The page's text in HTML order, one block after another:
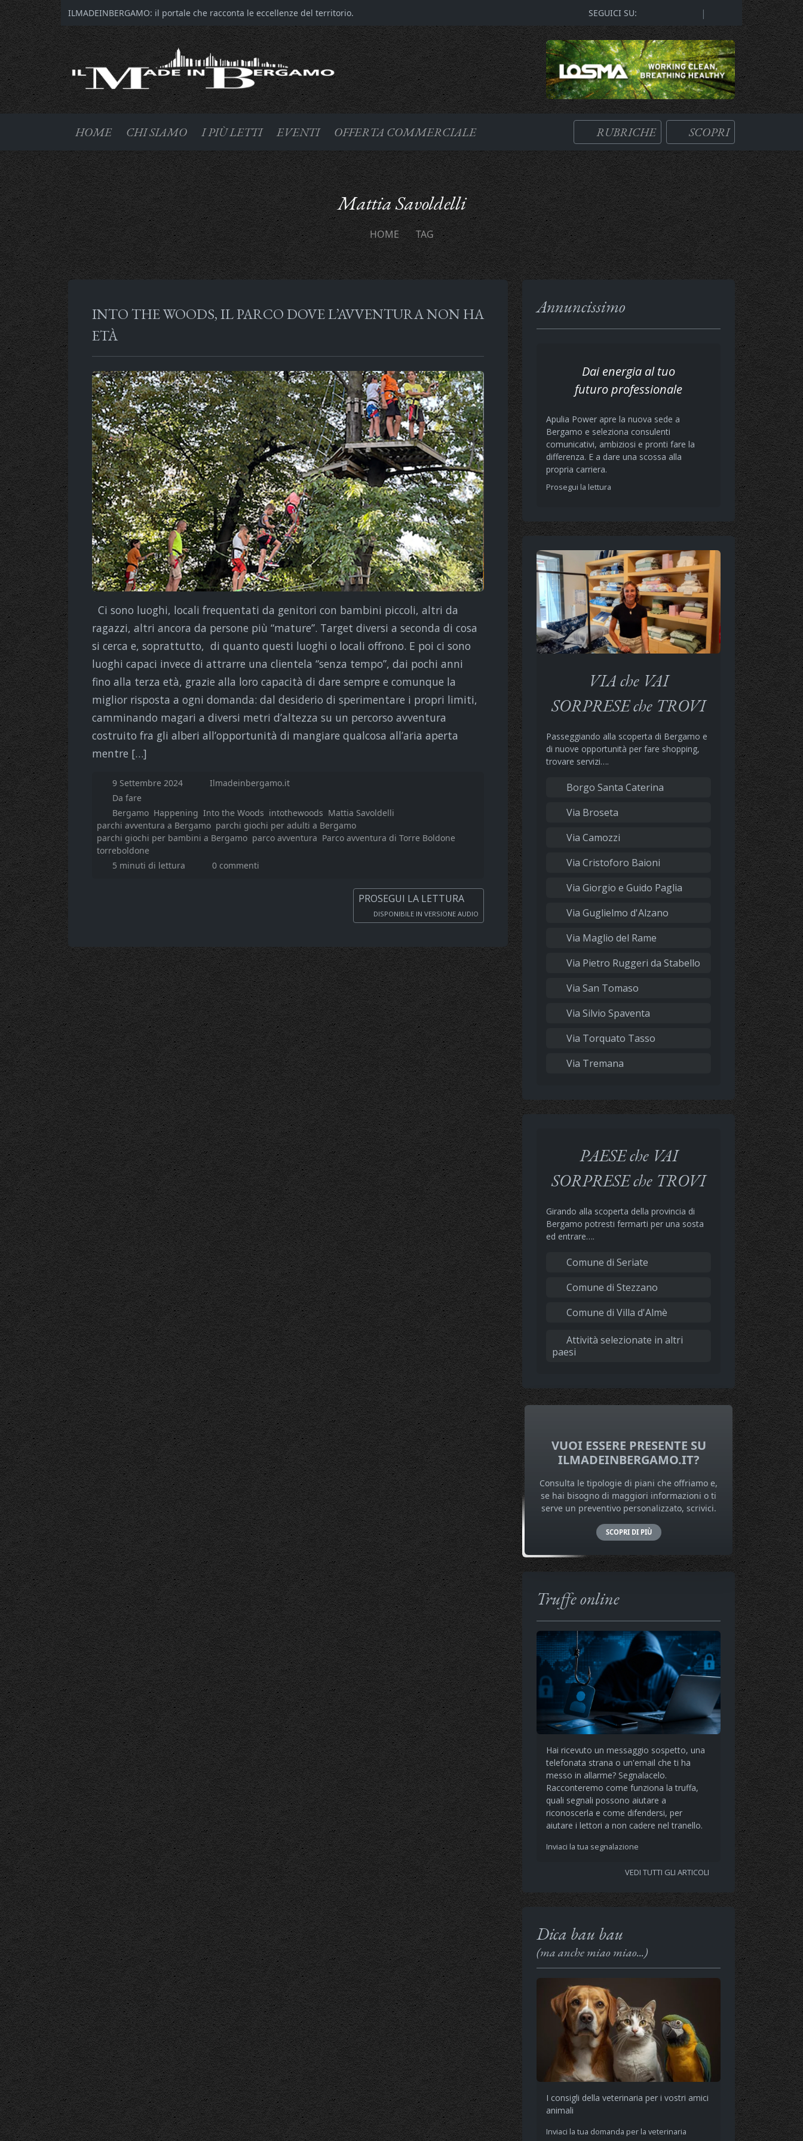
ILMADEINBERGAMO: il portale che racconta le eccellenze del territorio. SEGUICI SU: |
HOME CHI SIAMO I PIÙ LETTI EVENTI OFFERTA COMMERCIALE RUBRICHE SCOPRI
Mattia Savoldelli
HOME TAG
INTO THE WOODS, IL PARCO DOVE L’AVVENTURA NON HA
ETÀ
Ci sono luoghi, locali frequentati da genitori con bambini piccoli, altri da
ragazzi, altri ancora da persone più “mature”. Target diversi a seconda di cosa
si cerca e, soprattutto, di quanto questi luoghi o locali offrono. E poi ci sono
luoghi capaci invece di attrarre una clientela “senza tempo”, dai pochi anni
fino alla terza età, grazie alla loro capacità di dare sempre e comunque la
miglior risposta a ogni domanda: dal desiderio di sperimentare i propri limiti,
camminando magari a diversi metri d’altezza su un percorso avventura
costruito fra gli alberi all’opportunità di mangiare qualcosa all’aria aperta
mentre […]
9 Settembre 2024
Ilmadeinbergamo.it
Da fare
Bergamo Happening Into the Woods intothewoods Mattia Savoldelli
parchi avventura a Bergamo parchi giochi per adulti a Bergamo
parchi giochi per bambini a Bergamo parco avventura Parco avventura di Torre Boldone
torreboldone
5 minuti di lettura
0 commenti
PROSEGUI LA LETTURA
DISPONIBILE IN VERSIONE AUDIO
Annuncissimo
Dai energia al tuo
futuro professionale
Apulia Power apre la nuova sede a
Bergamo e seleziona consulenti
comunicativi, ambiziosi e pronti fare la
differenza. E a dare una scossa alla
propria carriera.
Prosegui la lettura
VIA che VAI
SORPRESE che TROVI
Passeggiando alla scoperta di Bergamo e
di nuove opportunità per fare shopping,
trovare servizi….
Borgo Santa Caterina
Via Broseta
Via Camozzi
Via Cristoforo Baioni
Via Giorgio e Guido Paglia
Via Guglielmo d'Alzano
Via Maglio del Rame
Via Pietro Ruggeri da Stabello
Via San Tomaso
Via Silvio Spaventa
Via Torquato Tasso
Via Tremana
PAESE che VAI
SORPRESE che TROVI
Girando alla scoperta della provincia di
Bergamo potresti fermarti per una sosta
ed entrare….
Comune di Seriate
Comune di Stezzano
Comune di Villa d'Almè
Attività selezionate in altri
paesi
VUOI ESSERE PRESENTE SU
ILMADEINBERGAMO.IT?
Consulta le tipologie di piani che offriamo e,
se hai bisogno di maggiori informazioni o ti
serve un preventivo personalizzato, scrivici.
SCOPRI DI PIÙ
Truffe online
Hai ricevuto un messaggio sospetto, una
telefonata strana o un'email che ti ha
messo in allarme? Segnalacelo.
Racconteremo come funziona la truffa,
quali segnali possono aiutare a
riconoscerla e come difendersi, per
aiutare i lettori a non cadere nel tranello.
Inviaci la tua segnalazione
VEDI TUTTI GLI ARTICOLI
Dica bau bau
(ma anche miao miao...)
I consigli della veterinaria per i vostri amici
animali
Inviaci la tua domanda per la veterinaria